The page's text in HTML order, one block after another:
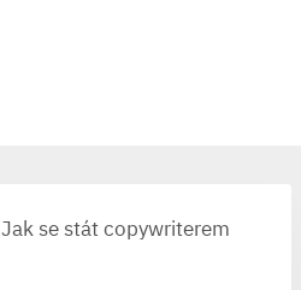
Jak se stát copywriterem